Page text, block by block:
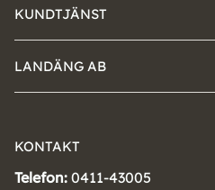
KUNDTJÄNST
LANDÄNG AB
KONTAKT
Telefon: 0411-43005